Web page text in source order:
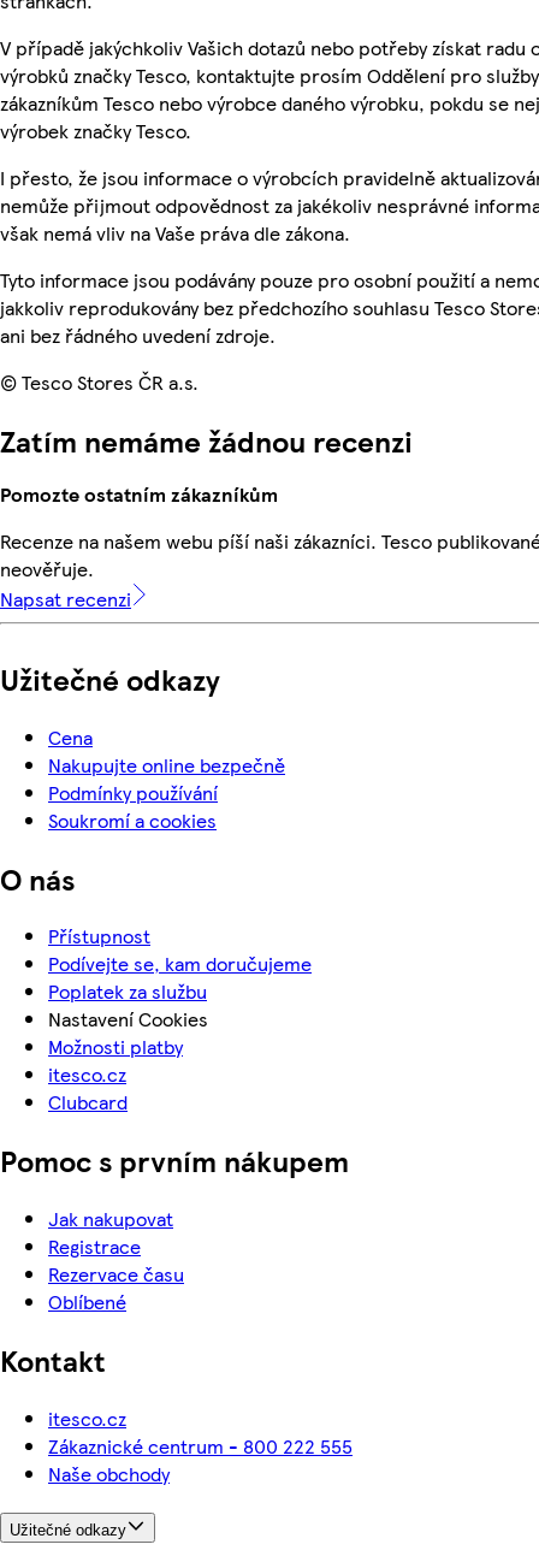
V případě jakýchkoliv Vašich dotazů nebo potřeby získat radu
výrobků značky Tesco, kontaktujte prosím Oddělení pro služby
zákazníkům Tesco nebo výrobce daného výrobku, pokdu se
výrobek značky Tesco.
I přesto, že jsou informace o výrobcích pravidelně
nemůže přijmout odpovědnost za jakékoliv nesprávné
však nemá vliv na Vaše práva dle zákona.
Tyto informace jsou podávány pouze pro osobní použití a
jakkoliv reprodukovány bez předchozího souhlasu Tesco
ani bez řádného uvedení zdroje.
© Tesco Stores ČR a.s.
Zatím nemáme žádnou recenzi
Pomozte ostatním zákazníkům
Recenze na našem webu píší naši zákazníci. Tesco
neověřuje.
Napsat recenzi
Užitečné odkazy
Cena
Nakupujte online bezpečně
Podmínky používání
Soukromí a cookies
O nás
Přístupnost
Podívejte se, kam doručujeme
Poplatek za službu
Nastavení Cookies
Možnosti platby
itesco.cz
Clubcard
Pomoc s prvním nákupem
Jak nakupovat
Registrace
Rezervace času
Oblíbené
Kontakt
itesco.cz
Zákaznické centrum - 800 222 555
Naše obchody
Užitečné odkazy